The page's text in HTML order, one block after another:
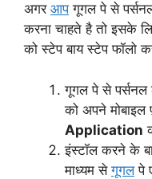
अगर आपगूगल पे से
करना चाहते है तो इसके
को स्टेप बाय स्टेप फॉलो
गूगल पे से
को अपने
Application
इंस्टॉल करने के
माध्यम सेगूगलपे